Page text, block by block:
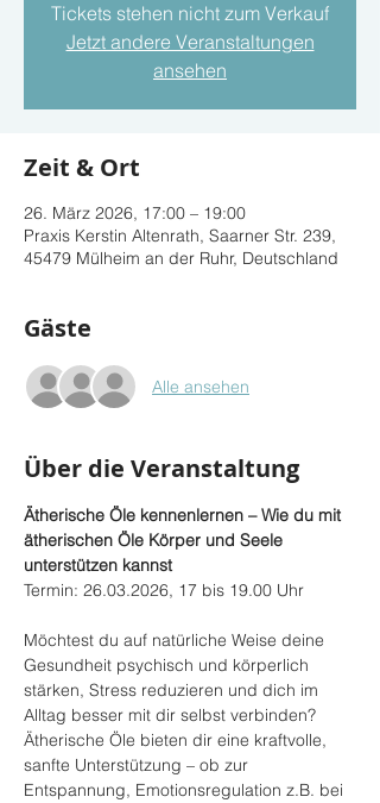
Tickets stehen nicht zum Verkauf
Jetzt andere Veranstaltungen
ansehen
Zeit & Ort
26. März 2026, 17:00 – 19:00
Praxis Kerstin Altenrath, Saarner Str. 239,
45479 Mülheim an der Ruhr, Deutschland
Gäste
Alle ansehen
Über die Veranstaltung
Ätherische Öle kennenlernen – Wie du mit
ätherischen Öle Körper und Seele
unterstützen kannst
Termin: 26.03.2026, 17 bis 19.00 Uhr
Möchtest du auf natürliche Weise deine
Gesundheit psychisch und körperlich
stärken, Stress reduzieren und dich im
Alltag besser mit dir selbst verbinden?
Ätherische Öle bieten dir eine kraftvolle,
sanfte Unterstützung – ob zur
Entspannung, Emotionsregulation z.B. bei